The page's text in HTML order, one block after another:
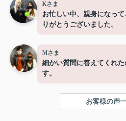
Kさま
お忙しい中、親身になっ
りがとうございました。
Mさま
細かい質問に答えてくれ
す。
お客様の声